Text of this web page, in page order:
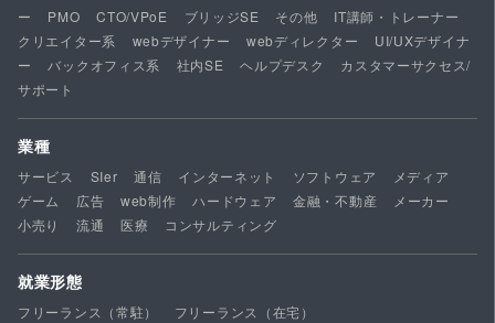
ー
PMO CTO/VPoE ブリッジSE その他
IT講師・トレーナー
クリエイター系
webデザイナー webディレクター
UI/UXデザイナ
ー
バックオフィス系 社内SE ヘルプデスク
カスタマーサクセス/
サポート
業種
サービス SIer 通信 インターネット ソフトウェア
メディア
ゲーム
広告 web制作 ハードウェア 金融・不動産
メーカー
小売り
流通 医療 コンサルティング
就業形態
フリーランス（常駐） フリーランス（在宅）